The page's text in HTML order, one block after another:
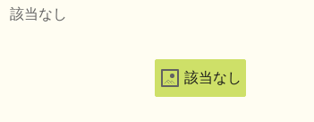
該当なし
該当なし